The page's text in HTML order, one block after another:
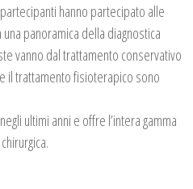
hanno partecipato alle
panoramica della diagnostica
vanno dal trattamento conservativo
il trattamento fisioterapico sono
ultimi anni e offre l’intera gamma